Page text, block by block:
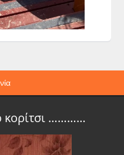
κορίτσι …………